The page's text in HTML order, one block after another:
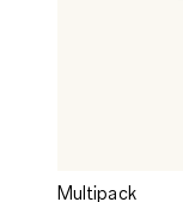
Multipack